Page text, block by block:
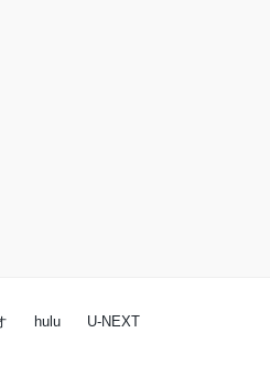
hulu U-NEXT